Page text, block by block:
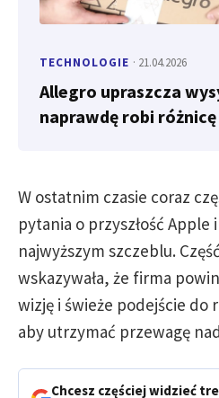
TECHNOLOGIE · 21.04.2026
Allegro upraszcza
naprawdę robi różnicę
W ostatnim czasie coraz
pytania o przyszłość
najwyższym szczeblu.
wskazywała, że firma
wizję i świeże podejście
aby utrzymać przewagę
Chcesz częściej widzieć